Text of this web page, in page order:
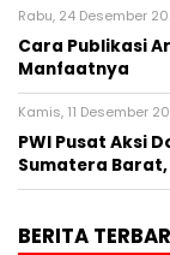
Rabu, 24 Desember
Cara Publikasi
Manfaatnya
Kamis, 11 Desember
PWI Pusat Aksi
Sumatera
BERITA